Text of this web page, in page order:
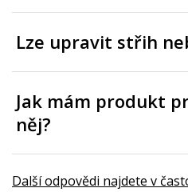
Lze upravit střih
Jak mám produkt
něj?
Další odpovědi najdete v